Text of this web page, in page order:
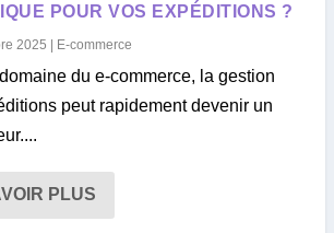
POUR VOS EXPÉDITIONS ?
2025 E-commerce
du e-commerce, la gestion
peut rapidement devenir un
PLUS